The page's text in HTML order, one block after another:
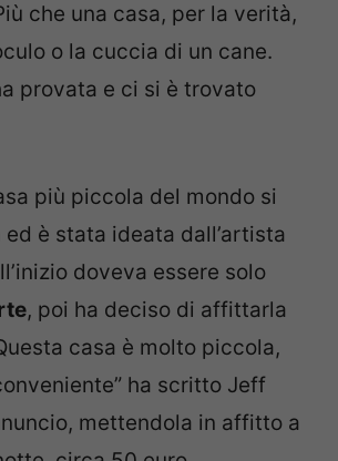
che una casa, per la verità,
o la cuccia di un cane.
provata e ci si è trovato
più piccola del mondo si
è stata ideata dall’artista
doveva essere solo
, poi ha deciso di affittarla
casa è molto piccola,
ha scritto Jeff
mettendola in affitto a